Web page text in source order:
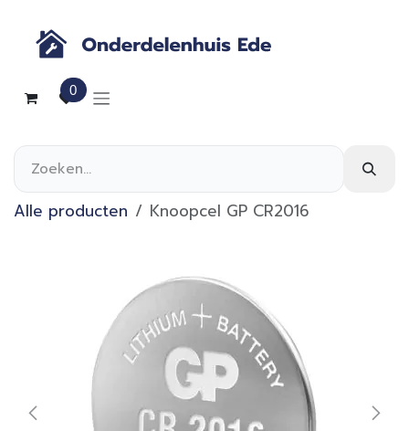
0
Alle producten Knoopcel GP CR2016